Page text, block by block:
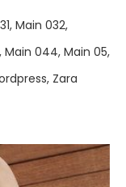
Main 032
Main 044 Main 05
Zara